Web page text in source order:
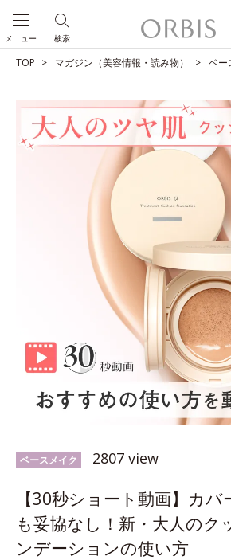
検索
メニュー
TOP マガジン（美容情報・読み物） ベー
ベースメイク 2807 view
【30秒ショート動画】カ
も妥協なし！新・大人のク
ンデーションの使い方